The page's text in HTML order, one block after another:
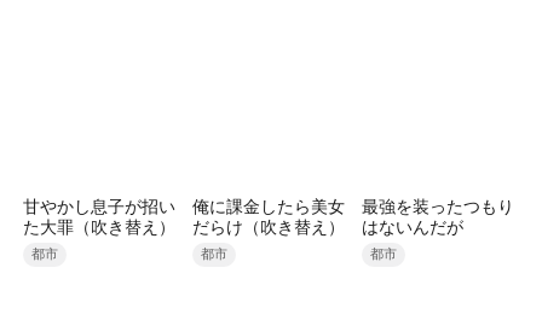
甘やかし息子が招い
た大罪（吹き替え）
都市
俺に課金したら美女
だらけ（吹き替え）
都市
最強を装ったつもり
はないんだが
都市